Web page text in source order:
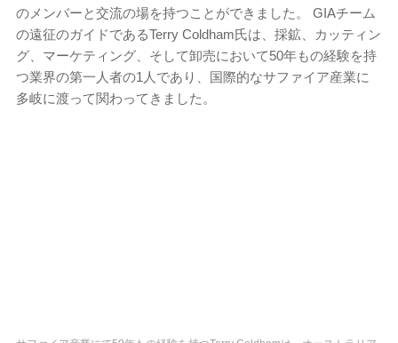
のメンバーと交流の場を持つことができました。 GIAチーム
の遠征のガイドであるTerry Coldham氏は、採鉱、カッティン
グ、マーケティング、そして卸売において50年もの経験を持
つ業界の第一人者の1人であり、国際的なサファイア産業に
多岐に渡って関わってきました。